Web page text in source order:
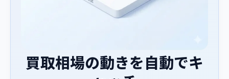
買取相場の動きを自動でキ